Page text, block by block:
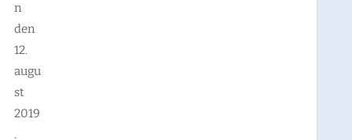
n
den
12.
augu
st
2019
.